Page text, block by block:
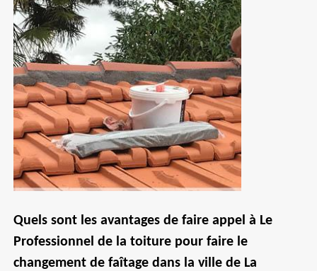
Quels sont les avantages de faire appel à Le
Professionnel de la toiture pour faire le
changement de faîtage dans la ville de La